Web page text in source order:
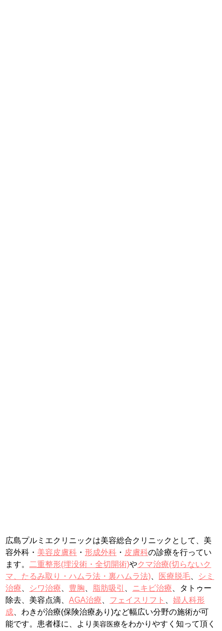
広島プルミエクリニックは美容総合クリニックとして、美
容外科・ 美容皮膚科 ・ 形成外科 ・ 皮膚科の診療を行ってい
ます。
二重整形(埋没術・全切開術)やクマ治療(切らないク
マ、たるみ取り・ハムラ法・裏ハムラ法)
医療脱毛
シミ
治療
シワ治療 豊胸 脂肪吸引 ニキビ治療 、タトゥー
除去、美容点滴、AGA治療 フェイスリフト 、婦人科形
成 、わきが治療(保険治療あり)など幅広い分野の施術が可
能です。 患者様に、より 美容医療をわかりやすく知って頂く